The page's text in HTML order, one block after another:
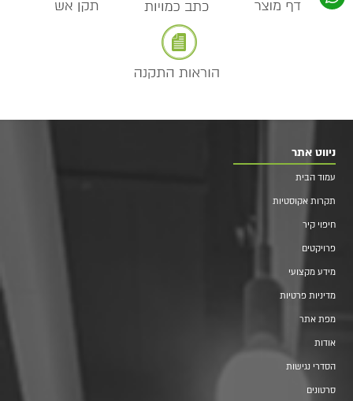
ניווט אתר
עמוד הבית
תקרות אקוסטיות
חיפוי קיר
פרויקטים
מידע מקצועי
מדיניות פרטיות
מפת אתר
אודות
הסדרי נגישות
סרטונים